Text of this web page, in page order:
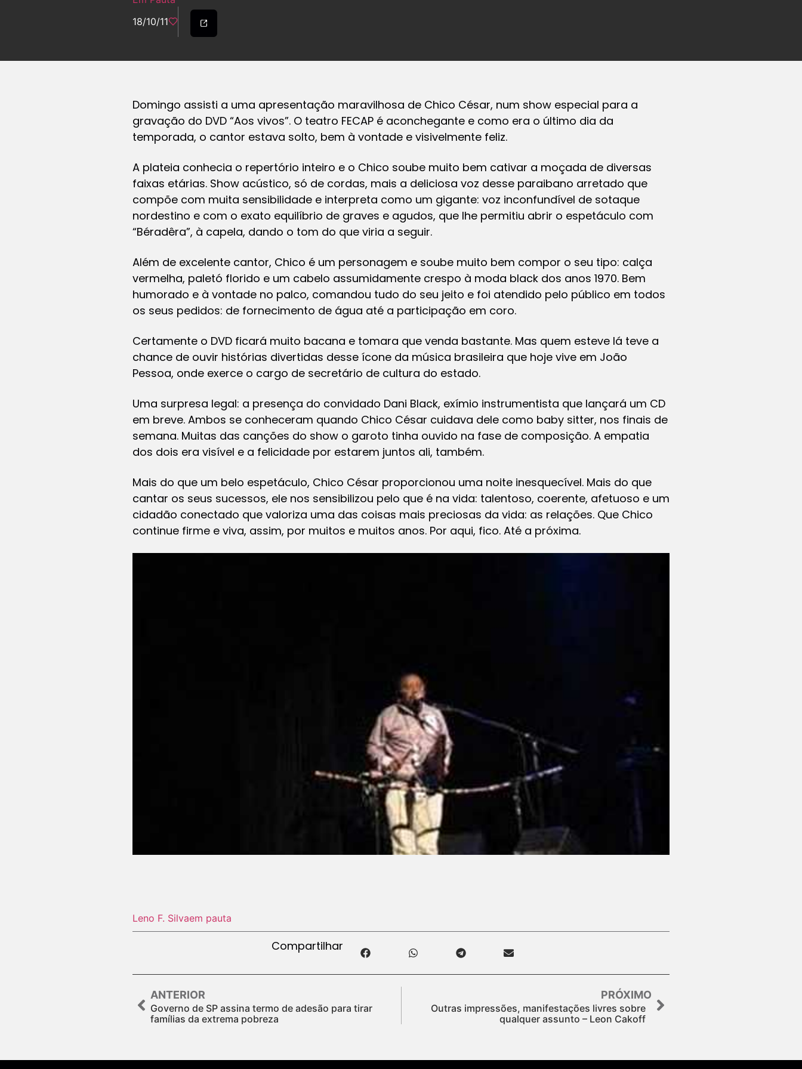
18/10/11
Domingo assisti a uma apresentação maravilhosa de Chico César, num show especial para a
gravação do DVD “Aos vivos”. O teatro FECAP é aconchegante e como era o último dia da
temporada, o cantor estava solto, bem à vontade e visivelmente feliz.
A plateia conhecia o repertório inteiro e o Chico soube muito bem cativar a moçada de diversas
faixas etárias. Show acústico, só de cordas, mais a deliciosa voz desse paraibano arretado que
compõe com muita sensibilidade e interpreta como um gigante: voz inconfundível de sotaque
nordestino e com o exato equilíbrio de graves e agudos, que lhe permitiu abrir o espetáculo com
“Béradêra”, à capela, dando o tom do que viria a seguir.
Além de excelente cantor, Chico é um personagem e soube muito bem compor o seu tipo: calça
vermelha, paletó florido e um cabelo assumidamente crespo à moda black dos anos 1970. Bem
humorado e à vontade no palco, comandou tudo do seu jeito e foi atendido pelo público em todos
os seus pedidos: de fornecimento de água até a participação em coro.
Certamente o DVD ficará muito bacana e tomara que venda bastante. Mas quem esteve lá teve a
chance de ouvir histórias divertidas desse ícone da música brasileira que hoje vive em João
Pessoa, onde exerce o cargo de secretário de cultura do estado.
Uma surpresa legal: a presença do convidado Dani Black, exímio instrumentista que lançará um CD
em breve. Ambos se conheceram quando Chico César cuidava dele como baby sitter, nos finais de
semana. Muitas das canções do show o garoto tinha ouvido na fase de composição. A empatia
dos dois era visível e a felicidade por estarem juntos ali, também.
Mais do que um belo espetáculo, Chico César proporcionou uma noite inesquecível. Mais do que
cantar os seus sucessos, ele nos sensibilizou pelo que é na vida: talentoso, coerente, afetuoso e um
cidadão conectado que valoriza uma das coisas mais preciosas da vida: as relações. Que Chico
continue firme e viva, assim, por muitos e muitos anos. Por aqui, fico. Até a próxima.
Leno F. Silvaem pauta
Compartilhar
ANTERIOR
Governo de SP assina termo de adesão para tirar
famílias da extrema pobreza
PRÓXIMO
Outras impressões, manifestações livres sobre
qualquer assunto – Leon Cakoff